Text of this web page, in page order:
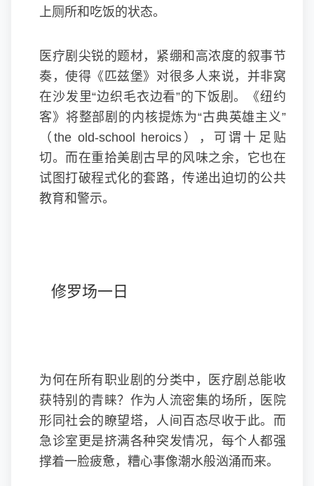
上厕所和吃饭的状态。
医疗剧尖锐的题材，紧绷和高浓度的叙事节
奏，使得《匹兹堡》对很多人来说，并非窝
在沙发里“边织毛衣边看”的下饭剧。《纽约
客》将整部剧的内核提炼为“古典英雄主义”
（the old-school heroics），可谓十足贴
切。而在重拾美剧古早的风味之余，它也在
试图打破程式化的套路，传递出迫切的公共
教育和警示。
修罗场一日
为何在所有职业剧的分类中，医疗剧总能收
获特别的青睐？作为人流密集的场所，医院
形同社会的瞭望塔，人间百态尽收于此。而
急诊室更是挤满各种突发情况，每个人都强
撑着一脸疲惫，糟心事像潮水般汹涌而来。